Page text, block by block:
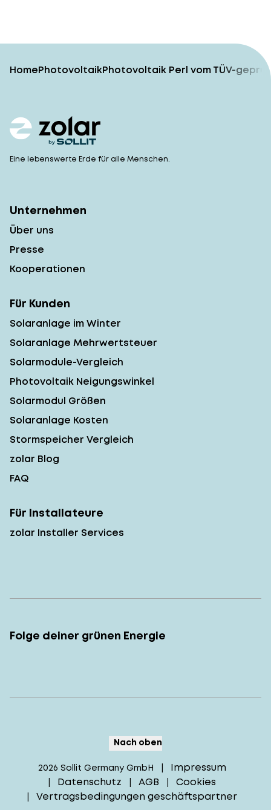
HomePhotovoltaikPhotovoltaik Perl vom TÜV-
Eine lebenswerte Erde für alle Menschen.
Unternehmen
Über uns
Presse
Kooperationen
Für Kunden
Solaranlage im Winter
Solaranlage Mehrwertsteuer
Solarmodule-Vergleich
Photovoltaik Neigungswinkel
Solarmodul Größen
Solaranlage Kosten
Stormspeicher Vergleich
zolar Blog
FAQ
Für Installateure
zolar Installer Services
Folge deiner grünen Energie
Nach oben
2026 Sollit Germany GmbH | Impressum
| Datenschutz | AGB | Cookies
| Vertragsbedingungen geschäftspartner